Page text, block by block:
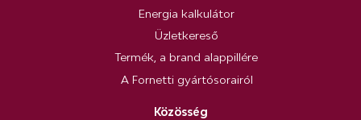
Energia kalkulátor
Üzletkereső
Termék, a brand alappillére
A Fornetti gyártósorairól
Közösség